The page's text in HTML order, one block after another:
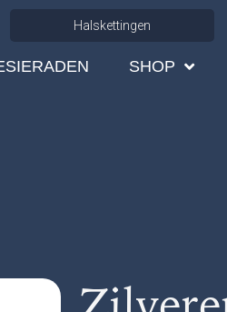
Halskettingen
SHOP